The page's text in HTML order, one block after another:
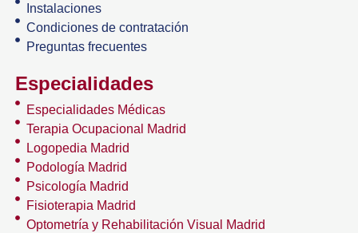
Instalaciones
Condiciones de contratación
Preguntas frecuentes
Especialidades
Especialidades Médicas
Terapia Ocupacional Madrid
Logopedia Madrid
Podología Madrid
Psicología Madrid
Fisioterapia Madrid
Optometría y Rehabilitación Visual Madrid